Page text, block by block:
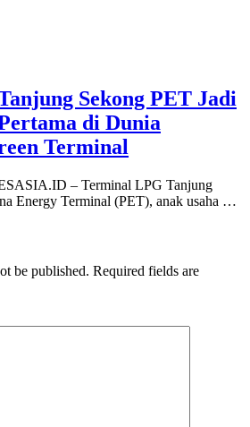
Sekong PET Jadi
di Dunia
Terminal
– Terminal LPG Tanjung
Energy Terminal (PET), anak usaha …
be published. Required fields are